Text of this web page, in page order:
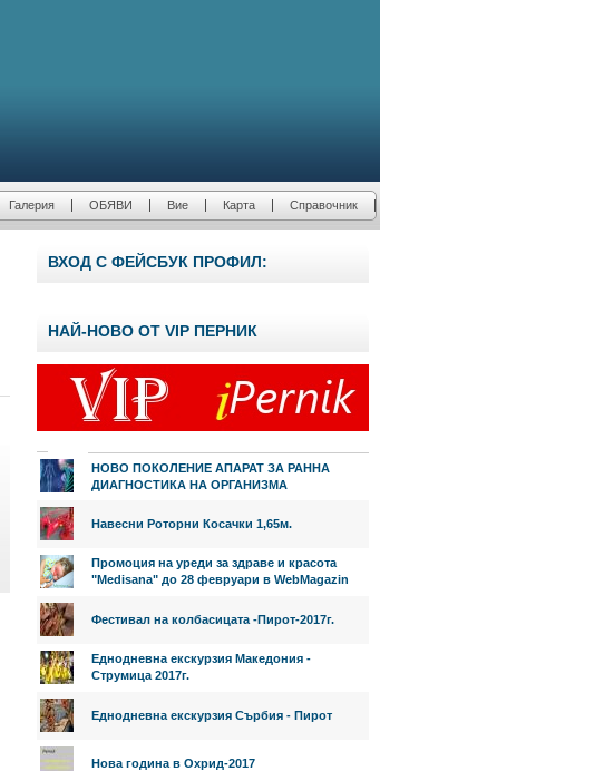
Галерия ОБЯВИ Вие Карта Справочник
ВХОД С ФЕЙСБУК ПРОФИЛ:
НАЙ-НОВО ОТ VIP ПЕРНИК
НОВО ПОКОЛЕНИЕ АПАРАТ ЗА РАННА
ДИАГНОСТИКА НА ОРГАНИЗМА
Навесни Роторни Косачки 1,65м.
Промоция на уреди за здраве и красота
"Medisana" до 28 февруари в WebMagazin
Фестивал на колбасицата -Пирот-2017г.
Еднодневна екскурзия Македония -
Струмица 2017г.
Еднодневна екскурзия Сърбия - Пирот
Нова година в Охрид-2017